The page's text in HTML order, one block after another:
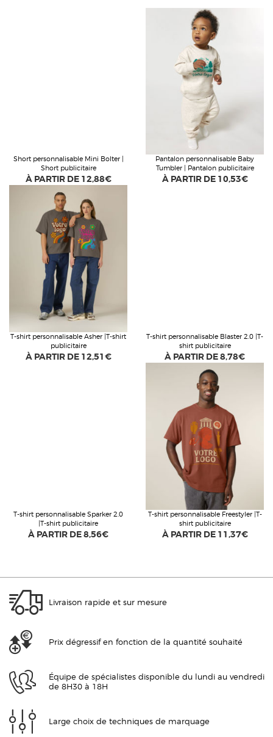
Short personnalisable Mini Bolter |
Short publicitaire
À PARTIR DE 12,88€
Pantalon personnalisable Baby
Tumbler | Pantalon publicitaire
À PARTIR DE 10,53€
T-shirt personnalisable Asher |T-shirt
publicitaire
À PARTIR DE 12,51€
T-shirt personnalisable Blaster 2.0 |T-
shirt publicitaire
À PARTIR DE8,78€
T-shirt personnalisable Sparker 2.0
|T-shirt publicitaire
À PARTIR DE8,56€
T-shirt personnalisable Freestyler |T-
shirt publicitaire
À PARTIR DE 11,37€
Livraison rapide et sur mesure
Prix dégressif en fonction de la quantité souhaité
Équipe de spécialistes disponible du lundi au vendredi
de 8H30 à 18H
Large choix de techniques de marquage